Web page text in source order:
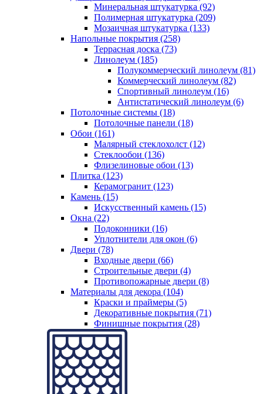
Минеральная штукатурка (92)
Полимерная штукатурка (209)
Мозаичная штукатурка (133)
Напольные покрытия (258)
Террасная доска (73)
Линолеум (185)
Полукоммерческий линолеум (81)
Коммерческий линолеум (82)
Спортивный линолеум (16)
Антистатический линолеум (6)
Потолочные системы (18)
Потолочные панели (18)
Обои (161)
Малярный стеклохолст (12)
Стеклообои (136)
Флизелиновые обои (13)
Плитка (123)
Керамогранит (123)
Камень (15)
Искусственный камень (15)
Окна (22)
Подоконники (16)
Уплотнители для окон (6)
Двери (78)
Входные двери (66)
Строительные двери (4)
Противопожарные двери (8)
Материалы для декора (104)
Краски и праймеры (5)
Декоративные покрытия (71)
Финишные покрытия (28)